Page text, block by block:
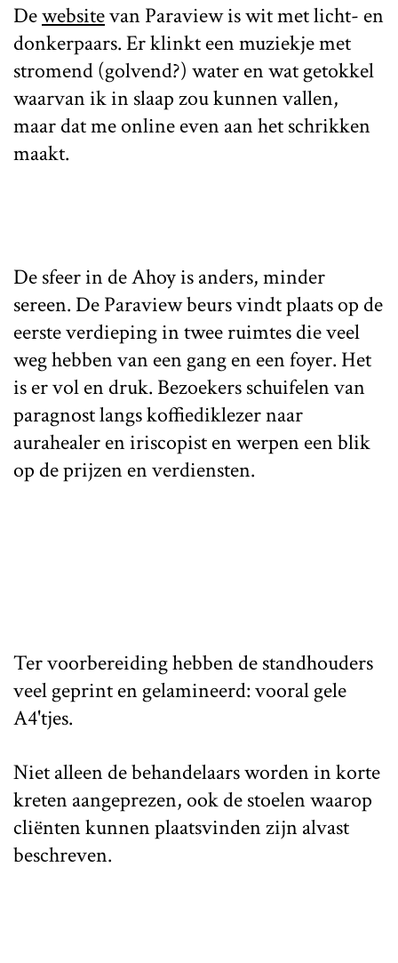
Dewebsitevan Paraview is wit met licht- en
donkerpaars. Er klinkt een muziekje met
stromend (golvend?) water en wat getokkel
waarvan ik in slaap zou kunnen vallen,
maar dat me online even aan het schrikken
maakt.
De sfeer in de Ahoy is anders, minder
sereen. De Paraview beurs vindt plaats op de
eerste verdieping in twee ruimtes die veel
weg hebben van een gang en een foyer. Het
is er vol en druk. Bezoekers schuifelen van
paragnost langs koffiediklezer naar
aurahealer en iriscopist en werpen een blik
op de prijzen en verdiensten.
Ter voorbereiding hebben de standhouders
veel geprint en gelamineerd: vooral gele
A4'tjes.
Niet alleen de behandelaars worden in korte
kreten aangeprezen, ook de stoelen waarop
cliënten kunnen plaatsvinden zijn alvast
beschreven.